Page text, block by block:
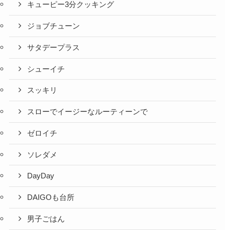
キューピー3分クッキング
ジョブチューン
サタデープラス
シューイチ
スッキリ
スローでイージーなルーティーンで
ゼロイチ
ソレダメ
DayDay
DAIGOも台所
男子ごはん